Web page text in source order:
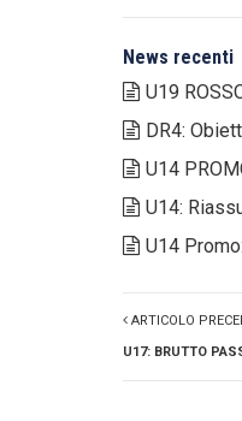
News recenti
U19
DR4:
U14
U14:
U14
ARTICOLO
U17: BRUTTO